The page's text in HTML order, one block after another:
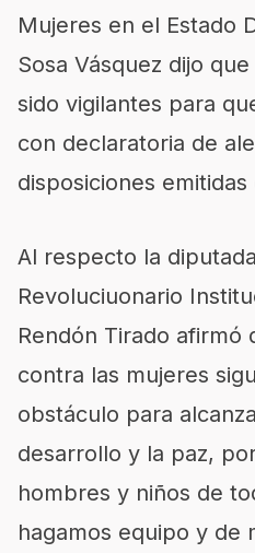
Mujeres en el Estado
Sosa Vásquez dijo
sido vigilantes para
con declaratoria de
disposiciones
Al respecto la
Revoluciuonario
Rendón Tirado afirmó
contra las mujeres
obstáculo para
desarrollo y la paz,
hombres y niños de
hagamos equipo y de